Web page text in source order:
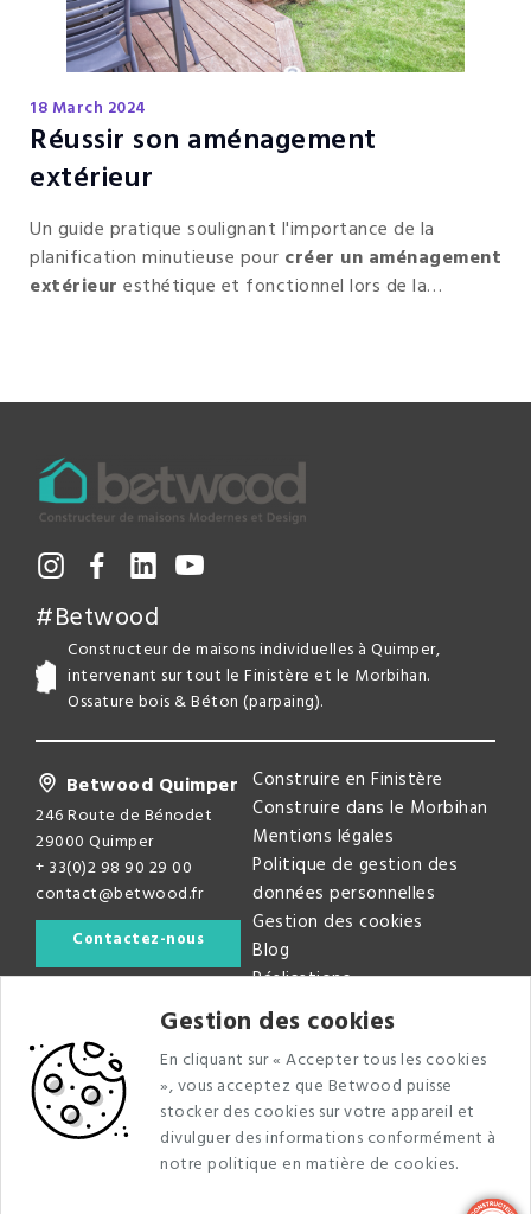
18 March 2024
Réussir son aménagement
extérieur
Un guide pratique soulignant l'importance de la
planification minutieuse pour créer un aménagement
extérieur esthétique et fonctionnel lors de la
pratiques.
Gestion des cookies
En cliquant sur « Accepter tous les cookies
», vous acceptez que Betwood puisse
stocker des cookies sur votre appareil et
divulguer des informations conformément à
notre politique en matière de cookies.
#Betwood
Constructeur de maisons individuelles à Quimper,
intervenant sur tout le Finistère et le Morbihan.
Ossature bois & Béton (parpaing).
Betwood Quimper
246 Route de Bénodet
29000 Quimper
+ 33(0)2 98 90 29 00
contact@betwood.fr
Contactez-nous
Construire en Finistère
Construire dans le Morbihan
Mentions légales
Politique de gestion des
données personnelles
Gestion des cookies
Blog
Réalisations
Newsletter
Recevez nos dernières infos faites maisons
J'ai lu et j'accepte la politique de confidentialité